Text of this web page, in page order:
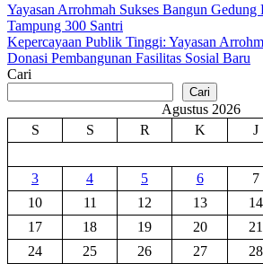
Post
navigation
Yayasan Arrohmah Sukses Bangun Gedung
Tampung 300 Santri
Kepercayaan Publik Tinggi: Yayasan
Donasi Pembangunan Fasilitas Sosial Baru
Cari
Cari
Agustus 2026
S
S R K J
3
4 5 6 7
10
11 12 13 14
17
18 19 20 21
24
25 26 27 28